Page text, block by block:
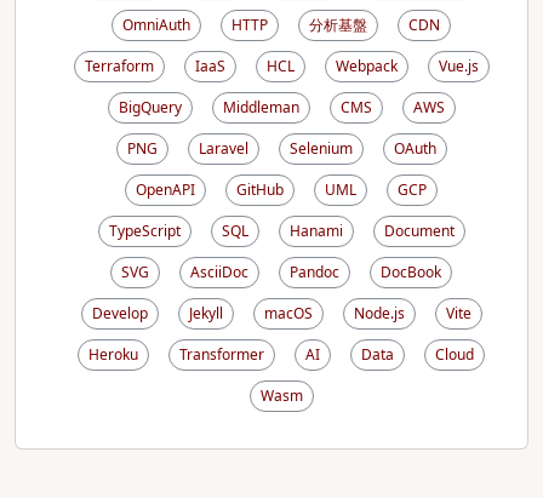
OmniAuth
HTTP 分析基盤
CDN
Terraform
IaaS HCL Webpack
Vue.js
BigQuery
Middleman CMS
AWS
PNG
Laravel Selenium
OAuth
OpenAPI
GitHub UML
GCP
TypeScript
SQL Hanami
Document
SVG
AsciiDoc Pandoc
DocBook
Develop
Jekyll macOS Node.js
Vite
Heroku
Transformer AI Data
Cloud
Wasm